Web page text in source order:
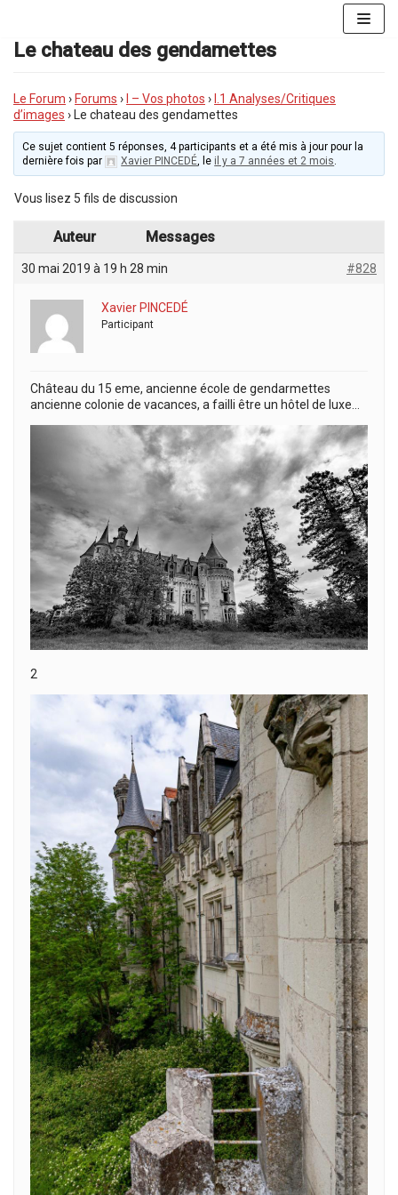
au
contenu
Le chateau des gendamettes
Le Forum › Forums › I – Vos photos ›
I.1 Analyses/Critiques
d’images › Le chateau des gendamettes
Ce sujet contient 5 réponses, 4 participants et a été mis à jour pour la
dernière fois par
Xavier PINCEDÉ, le il y a 7 années et 2 mois.
Vous lisez 5 fils de discussion
Auteur Messages
30 mai 2019 à 19 h 28 min #828
Xavier PINCEDÉ
Participant
Château du 15 eme, ancienne école de gendarmettes
ancienne colonie de vacances, a failli être un hôtel de luxe…
2